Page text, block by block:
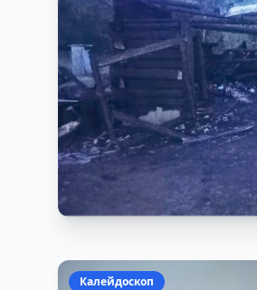
Калейдоскоп